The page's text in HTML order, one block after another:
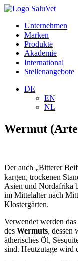
Unternehmen
Marken
Produkte
Akademie
International
Stellenangebote
DE
EN
NL
Wermut
Der auch „Bitterer
kargen, trockenen
Asien und Nordafrika
im Mittelalter nach
Klostergärten.
Verwendet werden
des Wermuts, dessen
ätherisches Öl,
sind. Heutzutage wird